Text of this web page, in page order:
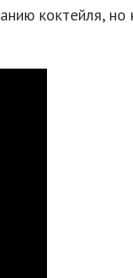
коктейля,